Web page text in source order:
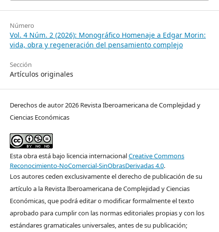
Número
Vol. 4 Núm. 2 (2026): Monográfico Homenaje a Edgar Morin:
vida, obra y regeneración del pensamiento complejo
Sección
Artículos originales
Derechos de autor 2026 Revista Iberoamericana de Complejidad y
Ciencias Económicas
Esta obra está bajo licencia internacionalCreative Commons
Reconocimiento-NoComercial-SinObrasDerivadas 4.0.
Los autores ceden exclusivamente el derecho de publicación de su
artículo a la Revista Iberoamericana de Complejidad y Ciencias
Económicas, que podrá editar o modificar formalmente el texto
aprobado para cumplir con las normas editoriales propias y con los
estándares gramaticales universales, antes de su publicación;